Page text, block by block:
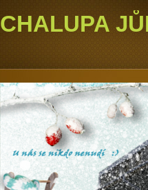
CHALUPA